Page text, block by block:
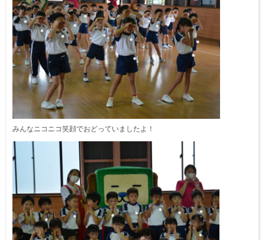
みんなニコニコ笑顔でおどっていましたよ！